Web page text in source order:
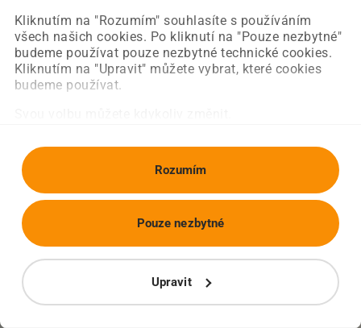
Kliknutím na "Rozumím" souhlasíte s používáním
všech našich cookies. Po kliknutí na "Pouze nezbytné"
budeme používat pouze nezbytné technické cookies.
Kliknutím na "Upravit" můžete vybrat, které cookies
budeme používat.
Rozumím
Upravit
Pouze nezbytné
Obnovit stránku Úvodní strana